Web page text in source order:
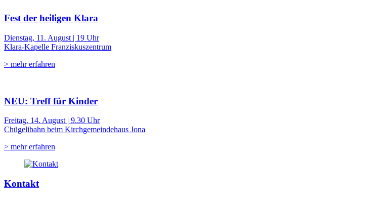
Fest der heiligen Klara
Dienstag, 11. August | 19 Uhr
Klara-Kapelle Franziskuszentrum
> mehr erfahren
NEU: Treff für Kinder
Freitag, 14. August | 9.30 Uhr
Chügelibahn beim Kirchgemeindehaus Jona
> mehr erfahren
Kontakt